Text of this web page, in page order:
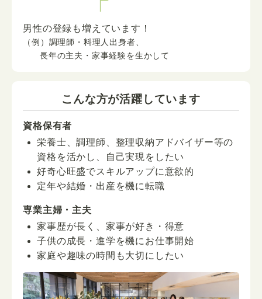
男性の登録も増えています！
（例）調理師・料理人出身者、
長年の主夫・家事経験を生かして
こんな方が活躍しています
資格保有者
栄養士、調理師、整理収納アドバイザー等の
資格を活かし、自己実現をしたい
好奇心旺盛でスキルアップに意欲的
定年や結婚・出産を機に転職
専業主婦・主夫
家事歴が長く、家事が好き・得意
子供の成長・進学を機にお仕事開始
家庭や趣味の時間も大切にしたい